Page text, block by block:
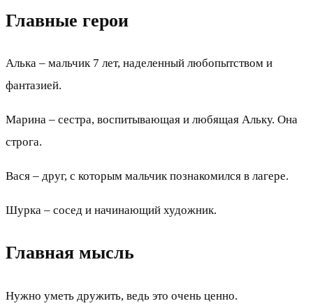
Главные герои
Алька – мальчик 7 лет, наделенный любопытством и
фантазией.
Марина – сестра, воспитывающая и любящая Альку. Она
строга.
Вася – друг, с которым мальчик познакомился в лагере.
Шурка – сосед и начинающий художник.
Главная мысль
Нужно уметь дружить, ведь это очень ценно.